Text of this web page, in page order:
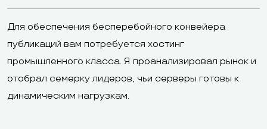
Для обеспечения бесперебойного конвейера
публикаций вам потребуется хостинг
промышленного класса. Я проанализировал рынок и
отобрал семерку лидеров, чьи серверы готовы к
динамическим нагрузкам.